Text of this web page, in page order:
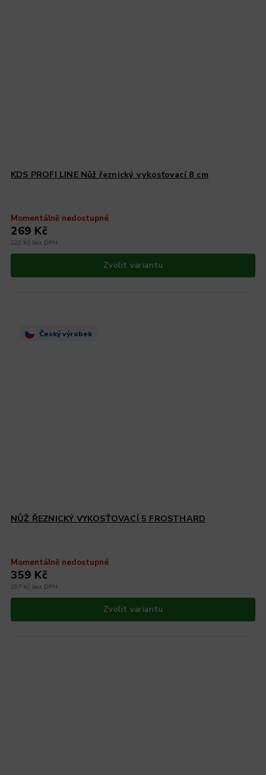
KDS PROFI LINE Nůž řeznický vykosťovací 8 cm
Momentálně nedostupné
222 Kč bez DPH
269 Kč
Zvolit variantu
Český výrobek
NŮŽ ŘEZNICKÝ VYKOSŤOVACÍ 5 FROSTHARD
Momentálně nedostupné
297 Kč bez DPH
359 Kč
Zvolit variantu